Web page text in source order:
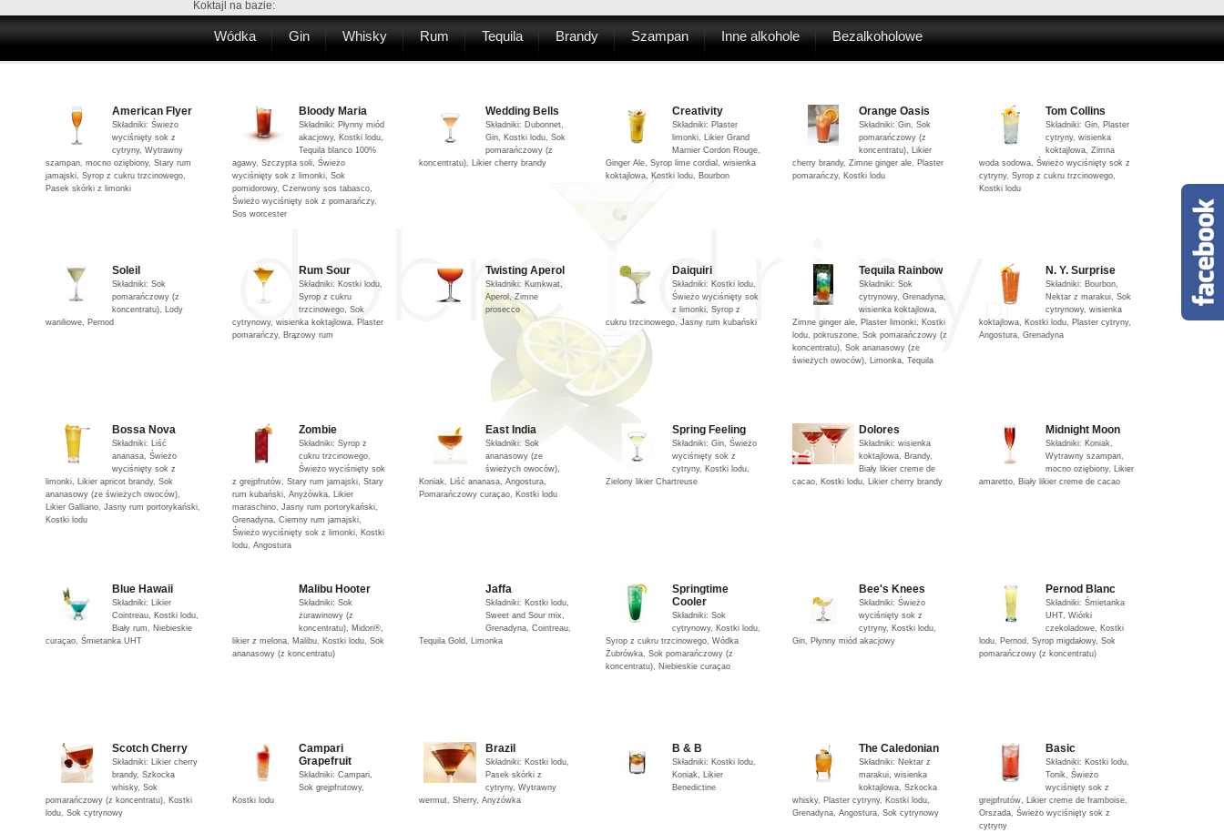
Koktajl na bazie:
Wódka Gin Whisky Rum Tequila Brandy Szampan Inne alkohole Bezalkoholowe
American Flyer
Składniki: Świeżo
wyciśnięty sok z
cytryny, Wytrawny
szampan, mocno oziębiony, Stary rum
jamajski, Syrop z cukru trzcinowego,
Pasek skórki z limonki
Bloody Maria
Składniki: Płynny miód
akacjowy, Kostki lodu,
Tequila blanco 100%
agawy, Szczypta soli, Świeżo
wyciśnięty sok z limonki, Sok
pomidorowy, Czerwony sos tabasco,
Świeżo wyciśnięty sok z pomarańczy,
Sos worcester
Wedding Bells
Składniki: Dubonnet,
Gin, Kostki lodu, Sok
pomarańczowy (z
koncentratu), Likier cherry brandy
Creativity
Składniki: Plaster
limonki, Likier Grand
Marnier Cordon Rouge,
Ginger Ale, Syrop lime cordial, wisienka
koktajlowa, Kostki lodu, Bourbon
Orange Oasis
Składniki: Gin, Sok
pomarańczowy (z
koncentratu), Likier
cherry brandy, Zimne ginger ale, Plaster
pomarańczy, Kostki lodu
Tom Collins
Składniki: Gin, Plaster
cytryny, wisienka
koktajlowa, Zimna
woda sodowa, Świeżo wyciśnięty sok z
cytryny, Syrop z cukru trzcinowego,
Kostki lodu
Soleil
Składniki: Sok
pomarańczowy (z
koncentratu), Lody
waniliowe, Pernod
Rum Sour
Składniki: Kostki lodu,
Syrop z cukru
trzcinowego, Sok
cytrynowy, wisienka koktajlowa, Plaster
pomarańczy, Brązowy rum
Twisting Aperol
Składniki: Kumkwat,
Aperol, Zimne
prosecco
Daiquiri
Składniki: Kostki lodu,
Świeżo wyciśnięty sok
z limonki, Syrop z
cukru trzcinowego, Jasny rum kubański
Tequila Rainbow
Składniki: Sok
cytrynowy, Grenadyna,
wisienka koktajlowa,
Zimne ginger ale, Plaster limonki, Kostki
lodu, pokruszone, Sok pomarańczowy (z
koncentratu), Sok ananasowy (ze
świeżych owoców), Limonka, Tequila
N. Y. Surprise
Składniki: Bourbon,
Nektar z marakui, Sok
cytrynowy, wisienka
koktajlowa, Kostki lodu, Plaster cytryny,
Angostura, Grenadyna
Bossa Nova
Składniki: Liść
ananasa, Świeżo
wyciśnięty sok z
limonki, Likier apricot brandy, Sok
ananasowy (ze świeżych owoców),
Likier Galliano, Jasny rum portorykański,
Kostki lodu
Zombie
Składniki: Syrop z
cukru trzcinowego,
Świeżo wyciśnięty sok
z grejpfrutów, Stary rum jamajski, Stary
rum kubański, Anyżówka, Likier
maraschino, Jasny rum portorykański,
Grenadyna, Ciemny rum jamajski,
Świeżo wyciśnięty sok z limonki, Kostki
lodu, Angostura
East India
Składniki: Sok
ananasowy (ze
świeżych owoców),
Koniak, Liść ananasa, Angostura,
Pomarańczowy curaçao, Kostki lodu
Spring Feeling
Składniki: Gin, Świeżo
wyciśnięty sok z
cytryny, Kostki lodu,
Zielony likier Chartreuse
Dolores
Składniki: wisienka
koktajlowa, Brandy,
Biały likier creme de
cacao, Kostki lodu, Likier cherry brandy
Midnight Moon
Składniki: Koniak,
Wytrawny szampan,
mocno oziębiony, Likier
amaretto, Biały likier creme de cacao
Blue Hawaii
Składniki: Likier
Cointreau, Kostki lodu,
Biały rum, Niebieskie
curaçao, Śmietanka UHT
Malibu Hooter
Składniki: Sok
żurawinowy (z
koncentratu), Midori®,
likier z melona, Malibu, Kostki lodu, Sok
ananasowy (z koncentratu)
Jaffa
Składniki: Kostki lodu,
Sweet and Sour mix,
Grenadyna, Cointreau,
Tequila Gold, Limonka
Springtime
Cooler
Składniki: Sok
cytrynowy, Kostki lodu,
Syrop z cukru trzcinowego, Wódka
Żubrówka, Sok pomarańczowy (z
koncentratu), Niebieskie curaçao
Bee's Knees
Składniki: Świeżo
wyciśnięty sok z
cytryny, Kostki lodu,
Gin, Płynny miód akacjowy
Pernod Blanc
Składniki: Śmietanka
UHT, Wiórki
czekoladowe, Kostki
lodu, Pernod, Syrop migdałowy, Sok
pomarańczowy (z koncentratu)
Scotch Cherry
Składniki: Likier cherry
brandy, Szkocka
whisky, Sok
pomarańczowy (z koncentratu), Kostki
lodu, Sok cytrynowy
Campari
Grapefruit
Składniki: Campari,
Sok grejpfrutowy,
Kostki lodu
Brazil
Składniki: Kostki lodu,
Pasek skórki z
cytryny, Wytrawny
wermut, Sherry, Anyżówka
B & B
Składniki: Kostki lodu,
Koniak, Likier
Benedictine
The Caledonian
Składniki: Nektar z
marakui, wisienka
koktajlowa, Szkocka
whisky, Plaster cytryny, Kostki lodu,
Grenadyna, Angostura, Sok cytrynowy
Basic
Składniki: Kostki lodu,
Tonik, Świeżo
wyciśnięty sok z
grejpfrutów, Likier creme de framboise,
Orszada, Świeżo wyciśnięty sok z
cytryny